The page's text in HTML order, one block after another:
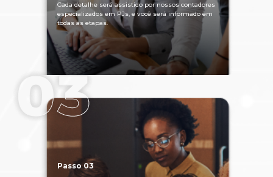
Cada detalhe será assistido por nossos contadores
especializados em PJs, e você será informado em
todas as etapas.
Passo 03